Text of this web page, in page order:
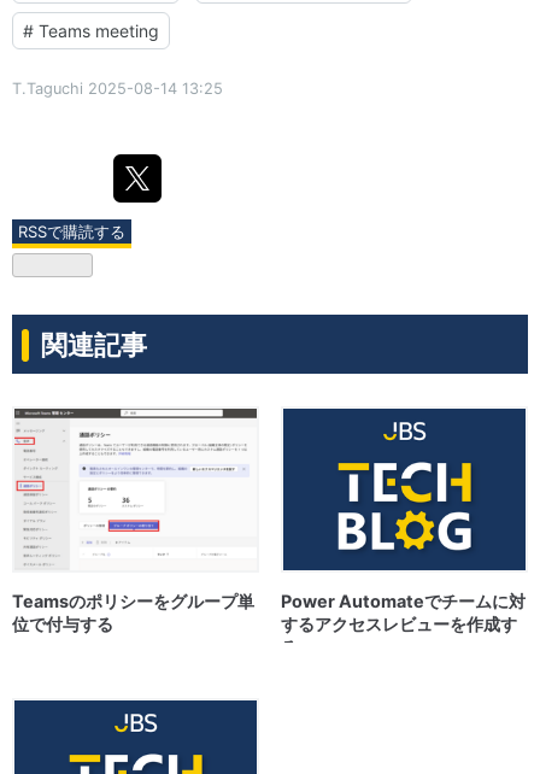
# Teams meeting
T.Taguchi 2025-08-14 13:25
関連記事
Teamsのポリシーをグループ単
位で付与する
Power Automateでチームに対
するアクセスレビューを作成す
る
RSSで購読する